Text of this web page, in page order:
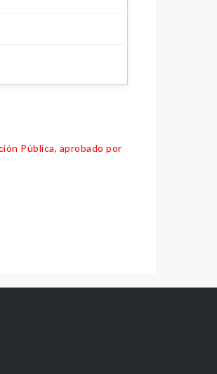
Pública, aprobado por